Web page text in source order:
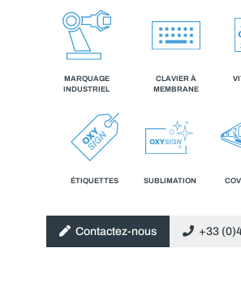
MARQUAGE
INDUSTRIEL
CLAVIER À
MEMBRANE
ÉTIQUETTES SUBLIMATION
Contactez-nous +33